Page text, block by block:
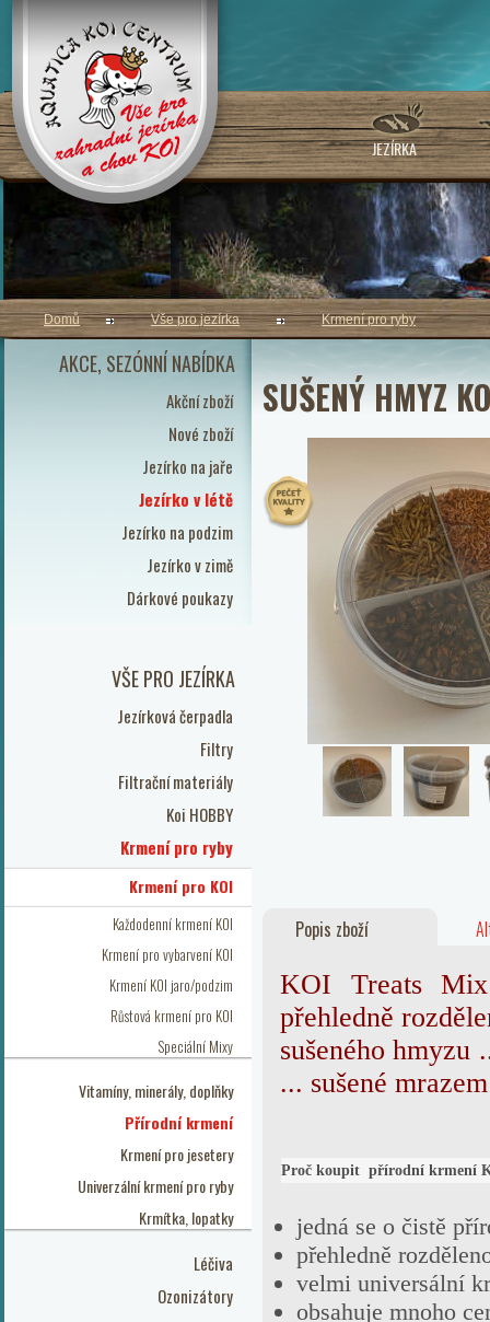
JEZÍRKA
AKCE, SEZÓNNÍ NABÍDKA
Akční zboží
Nové zboží
Jezírko na jaře
Jezírko v létě
Jezírko na podzim
Jezírko v zimě
Dárkové poukazy
VŠE PRO JEZÍRKA
Jezírková čerpadla
Filtry
Filtrační materiály
Koi HOBBY
Krmení pro ryby
Krmení pro KOI
Každodenní krmení KOI
Krmení pro vybarvení KOI
Krmení KOI jaro/podzim
Růstová krmení pro KOI
Speciální Mixy
Vitamíny, minerály, doplňky
Přírodní krmení
Krmení pro jesetery
Univerzální krmení pro ryby
Krmítka, lopatky
Léčiva
Ozonizátory
Domů Vše pro jezírka Krmení pro ryby
SUŠENÝ HMYZ
Popis zboží
KOI Treats
přehledně
sušeného hmyzu
... sušené mrazem
Proč koupit přírodní krmení
jedná se o čistě
přehledně
velmi universální
obsahuje mnoho